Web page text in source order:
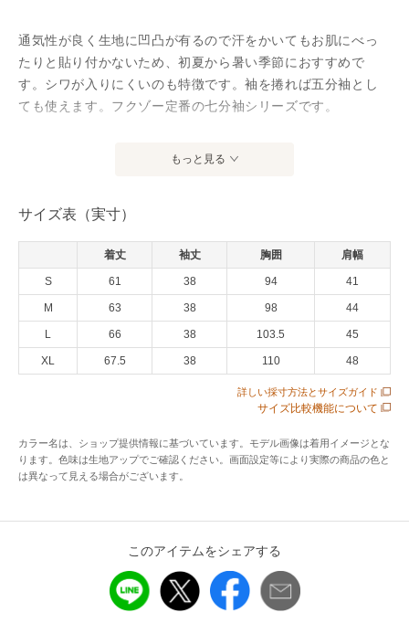
通気性が良く生地に凹凸が有るので汗をかいてもお肌にべっ
たりと貼り付かないため、初夏から暑い季節におすすめで
す。シワが入りにくいのも特徴です。袖を捲れば五分袖とし
ても使えます。フクゾー定番の七分袖シリーズです。
W-rollupsleevesc2502
性別タイプ レディース
素材 ポリエステル50％綿50％
詳細は下記よりお問い合わせください
もっと見る
サイズ表（実寸）
着丈 袖丈 胸囲 肩幅
S 61 38 94 41
M 63 38 98 44
L 66 38 103.5 45
XL 67.5 38 110 48
詳しい採寸方法とサイズガイド
サイズ比較機能について
カラー名は、ショップ提供情報に基づいています。モデル画像は着用イメージとな
ります。色味は生地アップでご確認ください。画面設定等により実際の商品の色と
は異なって見える場合がございます。
このアイテムをシェアする